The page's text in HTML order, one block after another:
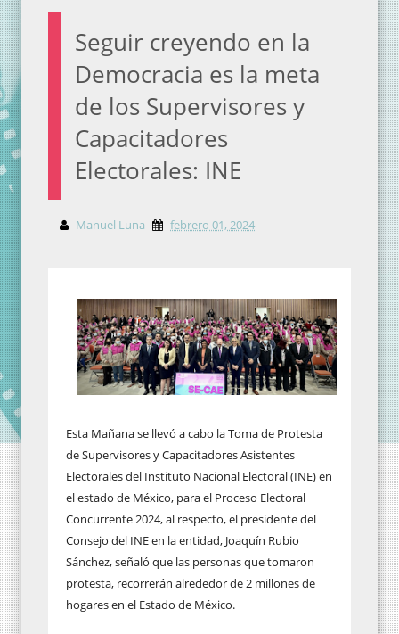
Seguir creyendo en la
Democracia es la meta
de los Supervisores y
Capacitadores
Electorales: INE
Manuel Luna febrero 01, 2024
Esta Mañana se llevó a cabo la Toma de Protesta
de Supervisores y Capacitadores Asistentes
Electorales del Instituto Nacional Electoral (INE) en
el estado de México, para el Proceso Electoral
Concurrente 2024, al respecto, el presidente del
Consejo del INE en la entidad, Joaquín Rubio
Sánchez, señaló que las personas que tomaron
protesta, recorrerán alrededor de 2 millones de
hogares en el Estado de México.